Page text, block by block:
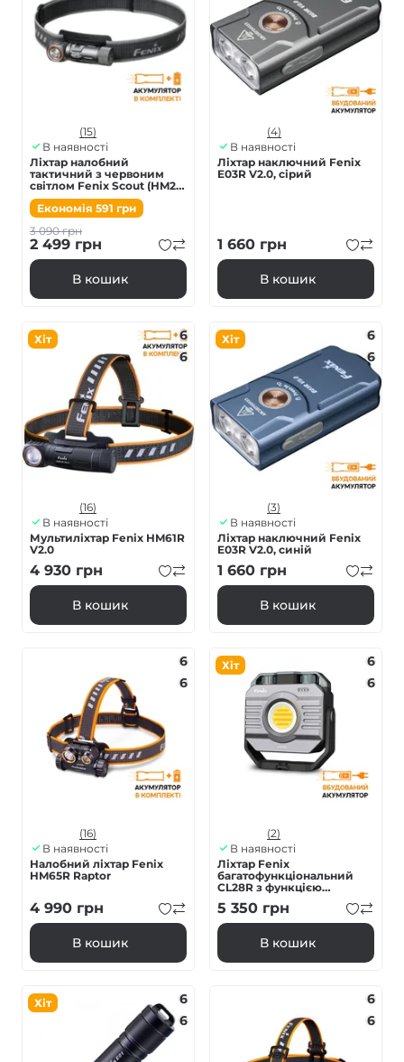
(15)
В наявності
Ліхтар налобний
тактичний з червоним
світлом Fenix Scout (HM23
V2.0) | Лімітована серія
Економія 591 грн
3 090грн
2 499 грн
В кошик
(4)
В наявності
Ліхтар наключний Fenix
E03R V2.0, сірий
1 660 грн
В кошик
Хіт
6
6
(16)
В наявності
Мультиліхтар Fenix HM61R
V2.0
4 930 грн
В кошик
Хіт
6
6
(3)
В наявності
Ліхтар наключний Fenix
E03R V2.0, синій
1 660 грн
В кошик
6
6
(16)
В наявності
Налобний ліхтар Fenix
HM65R Raptor
4 990 грн
В кошик
Хіт
6
6
(2)
В наявності
Ліхтар Fenix
багатофункціональний
CL28R з функцією
Powerbank (10 000 mAh)
5 350 грн
В кошик
Хіт
6
6
6
6